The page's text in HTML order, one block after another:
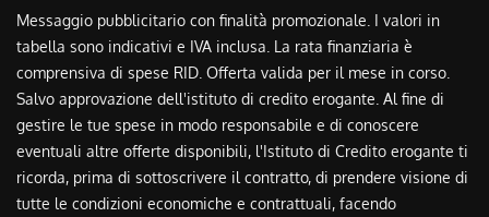
Contattaci
Messaggio pubblicitario con finalità promozionale. I valori in
tabella sono indicativi e IVA inclusa. La rata finanziaria è
comprensiva di spese RID. Offerta valida per il mese in corso.
Salvo approvazione dell'istituto di credito erogante. Al fine di
gestire le tue spese in modo responsabile e di conoscere
eventuali altre offerte disponibili, l'Istituto di Credito erogante ti
ricorda, prima di sottoscrivere il contratto, di prendere visione di
tutte le condizioni economiche e contrattuali, facendo